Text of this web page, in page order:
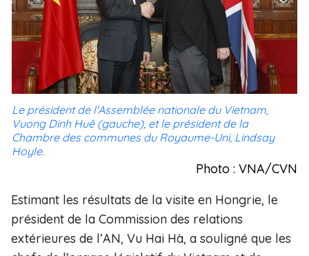
Le président de l'Assemblée nationale du Vietnam,
Vuong Dinh Huê (gauche), et le président de la
Chambre des communes du Royaume-Uni, Lindsay
Hoyle.
Photo : VNA/CVN
Estimant les résultats de la visite en Hongrie, le
président de la Commission des relations
extérieures de l’AN, Vu Hai Hà, a souligné que les